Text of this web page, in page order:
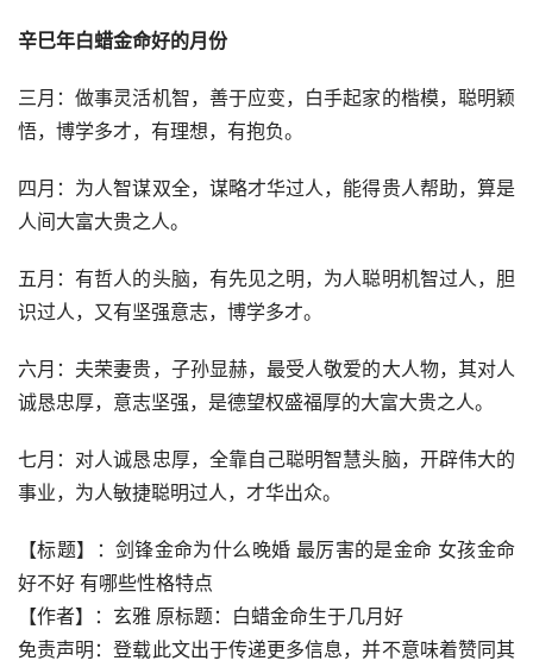
辛巳年白蜡金命好的月份
三月：做事灵活机智，善于应变，白手起家的楷模，聪明颖
悟，博学多才，有理想，有抱负。
四月：为人智谋双全，谋略才华过人，能得贵人帮助，算是
人间大富大贵之人。
五月：有哲人的头脑，有先见之明，为人聪明机智过人，胆
识过人，又有坚强意志，博学多才。
六月：夫荣妻贵，子孙显赫，最受人敬爱的大人物，其对人
诚恳忠厚，意志坚强，是德望权盛福厚的大富大贵之人。
七月：对人诚恳忠厚，全靠自己聪明智慧头脑，开辟伟大的
事业，为人敏捷聪明过人，才华出众。
【标题】：剑锋金命为什么晚婚 最厉害的是金命 女孩金命
好不好 有哪些性格特点
【作者】：玄雅 原标题：白蜡金命生于几月好
免责声明：登载此文出于传递更多信息，并不意味着赞同其